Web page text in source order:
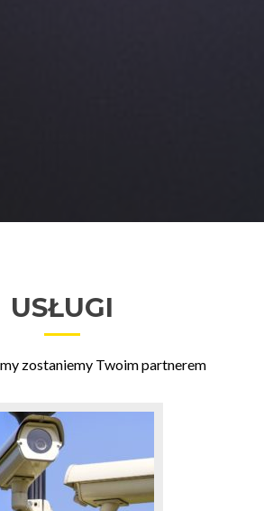
USŁUGI
zostaniemy Twoim partnerem